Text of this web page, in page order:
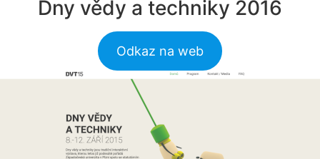
Dny vědy a techniky 2016
Odkaz na web